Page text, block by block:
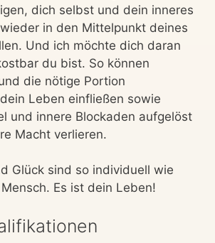
dich selbst und dein inneres
in den Mittelpunkt deines
Und ich möchte dich daran
du bist. So können
die nötige Portion
Leben einfließen sowie
und innere Blockaden aufgelöst
Macht verlieren.
Glück sind so individuell wie
Es ist dein Leben!